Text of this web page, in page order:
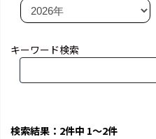
キーワード検索
検索結果：2件中 1～2件